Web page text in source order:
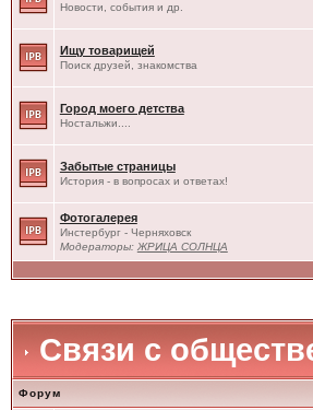
Новости, события и др.
Ищу товарищей
Поиск друзей, знакомства
Город моего детства
Ностальжи....
Забытые страницы
История - в вопросах и ответах!
Фотогалерея
Инстербург - Черняховск
Модераторы: ЖРИЦА СОЛНЦА
Связи с
Форум